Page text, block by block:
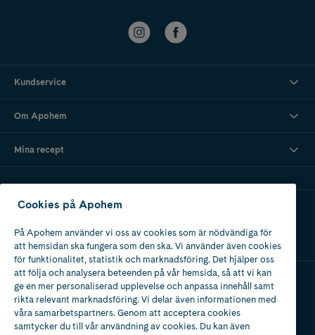
Kundservice
Om Apohem
Mina recept
Ladda ner vår app
Apotek med tillstånd
av Läkemedelsverket
Cookies på Apohem
På Apohem använder vi oss av cookies som är nödvändiga för
att hemsidan ska fungera som den ska. Vi använder även cookies
för funktionalitet, statistik och marknadsföring. Det hjälper oss
att följa och analysera beteenden på vår hemsida, så att vi kan
ge en mer personaliserad upplevelse och anpassa innehåll samt
rikta relevant marknadsföring. Vi delar även informationen med
våra samarbetspartners. Genom att acceptera cookies
samtycker du till vår användning av cookies. Du kan även